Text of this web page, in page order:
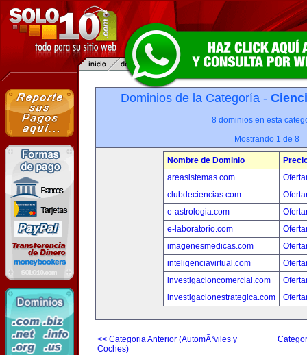
Dominios de la Categoría -
8 dominios en esta
Mostrando 1 de 8
Nombre de Dominio
areasistemas.com
clubdeciencias.com
e-astrologia.com
e-laboratorio.com
imagenesmedicas.com
inteligenciavirtual.com
investigacioncomercial.com
investigacionestrategica.com
<< Categoria Anterior (AutomÃ³viles y
Coches)